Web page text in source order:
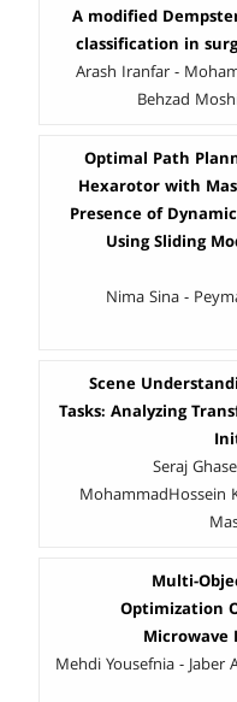
A modified
classification in
Arash Iranfar -
Behzad
Optimal Path
Hexarotor with
Presence of
Using Sliding
Nima Sina -
Scene
Tasks: Analyzing
Seraj
MohammadHossein
Multi-
Optimization
Microwave
Mehdi Yousefnia - Jaber